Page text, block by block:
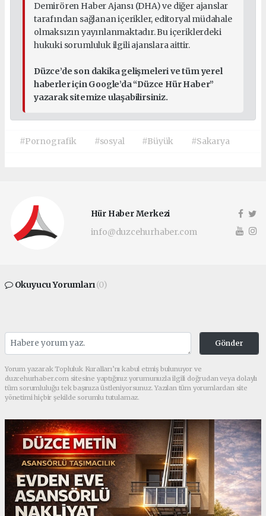
Demirören Haber Ajansı (DHA) ve diğer ajanslar
tarafından sağlanan içerikler, editoryal müdahale
olmaksızın yayınlanmaktadır. Bu içeriklerdeki
hukuki sorumluluk ilgili ajanslara aittir.
Düzce’de son dakika gelişmeleri ve tüm yerel
haberler için Google’da “Düzce Hür Haber”
yazarak sitemize ulaşabilirsiniz.
#Pornografik #sosyal #Büyük #Sakarya
Hür Haber Merkezi
info@duzcehurhaber.com
Okuyucu Yorumları(0)
Gönder
Yorum yazarak Topluluk Kuralları’nı kabul etmiş bulunuyor ve
duzcehurhaber.com sitesine yaptığınız yorumunuzla ilgili doğrudan veya dolaylı
tüm sorumluluğu tek başınıza üstleniyorsunuz. Yazılan tüm yorumlardan site
yönetimi hiçbir şekilde sorumlu tutulamaz.